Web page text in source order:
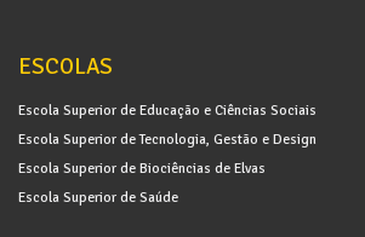
ESCOLAS
Escola Superior de Educação e Ciências Sociais
Escola Superior de Tecnologia, Gestão e Design
Escola Superior de Biociências de Elvas
Escola Superior de Saúde